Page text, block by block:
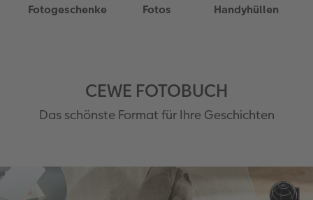
Neuheiten
Fotogeschenke Fotos Handyhüllen
CEWE FOTOBUCH
Das schönste Format für Ihre Geschichten